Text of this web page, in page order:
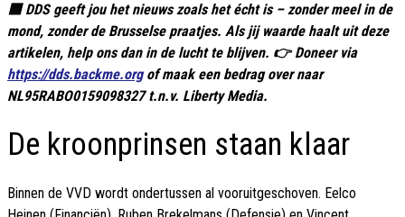
🟦 DDS geeft jou het nieuws zoals het écht is – zonder meel in de
mond, zonder de Brusselse praatjes. Als jij waarde haalt uit deze
artikelen, help ons dan in de lucht te blijven. 👉 Doneer via
https://dds.backme.orgof maak een bedrag over naar
NL95RABO0159098327 t.n.v. Liberty Media.
De kroonprinsen staan klaar
Binnen de VVD wordt ondertussen al vooruitgeschoven. Eelco